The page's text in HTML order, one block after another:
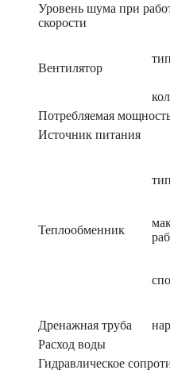
Уровень шума при
скорости
Вентилятор
тип
Потребляемая
Источник питания
Теплообменник
тип
Дренажная труба
Расход воды
Гидравлическое